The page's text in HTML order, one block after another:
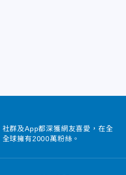
群及App都深獲網友喜愛，在全
球擁有2000萬粉絲。